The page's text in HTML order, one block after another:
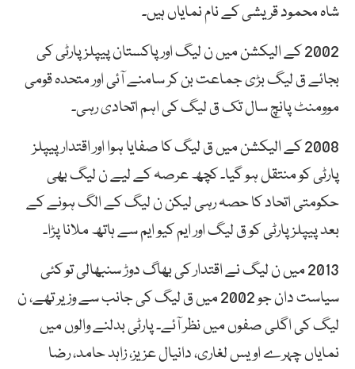
شاہ محمود قریشی کے نام نمایاں ہیں۔
2002 کے الیکشن میں ن لیگ اور پاکستان پیپلز پارٹی کی
بجائے ق لیگ بڑی جماعت بن کر سامنے آئی اور متحدہ قومی
موومنٹ پانچ سال تک ق لیگ کی اہم اتحادی رہی۔
2008 کے الیکشن میں ق لیگ کا صفایا ہوا اور اقتدار پیپلز
پارٹی کو منتقل ہو گیا۔ کچھ عرصہ کے لیے ن لیگ بھی
حکومتی اتحاد کا حصہ رہی لیکن ن لیگ کے الگ ہونے کے
بعد پیپلز پارٹی کو ق لیگ اور ایم کیو ایم سے ہاتھ ملانا پڑا۔
2013 میں ن لیگ نے اقتدار کی بھاگ دوڑ سنبھالی تو کئی
سیاست دان جو 2002 میں ق لیگ کی جانب سے وزیر تھے، ن
لیگ کی اگلی صفوں میں نظر آئے۔ پارٹی بدلنے والوں میں
نمایاں چہرے اویس لغاری، دانیال عزیز، زاہد حامد، رضا